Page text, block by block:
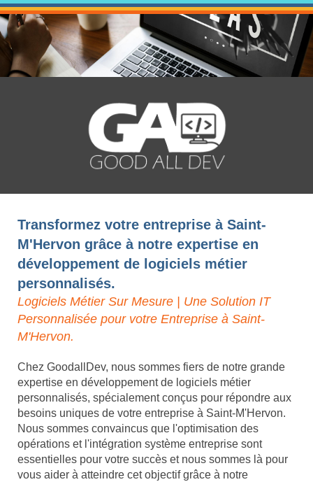
Transformez votre entreprise à Saint-
M'Hervon grâce à notre expertise en
développement de logiciels métier
personnalisés.
Logiciels Métier Sur Mesure | Une Solution IT
Personnalisée pour votre Entreprise à Saint-
M'Hervon.
Chez GoodallDev, nous sommes fiers de notre grande
expertise en développement de logiciels métier
personnalisés, spécialement conçus pour répondre aux
besoins uniques de votre entreprise à Saint-M'Hervon.
Nous sommes convaincus que l'optimisation des
opérations et l'intégration système entreprise sont
essentielles pour votre succès et nous sommes là pour
vous aider à atteindre cet objectif grâce à notre